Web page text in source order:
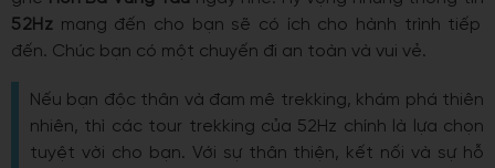
52Hz mang đến cho bạn sẽ có ích cho hành trình tiếp
đến. Chúc bạn có một chuyến đi an toàn và vui vẻ.
Nếu bạn độc thân và đam mê trekking, khám phá thiên
nhiên, thì các tour trekking của 52Hz chính là lựa chọn
tuyệt vời cho bạn. Với sự thân thiện, kết nối và sự hỗ